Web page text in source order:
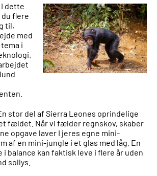
I dette
flere
til,
med
i
stor del af Sierra Leones oprindelige
fældet. Når vi fælder regnskov, skaber
opgave laver I jeres egne mini-
af en mini-jungle i et glas med låg. En
i balance kan faktisk leve i flere år uden
sollys.